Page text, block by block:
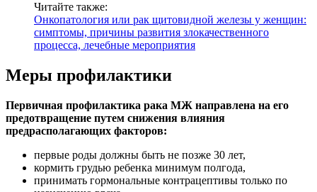
Читайте также:
Онкопатология или рак щитовидной железы у женщин:
симптомы, причины развития злокачественного
процесса, лечебные мероприятия
Меры профилактики
Первичная профилактика рака МЖ направлена на его
предотвращение путем снижения влияния
предрасполагающих факторов:
первые роды должны быть не позже 30 лет,
кормить грудью ребенка минимум полгода,
принимать гормональные контрацептивы только по